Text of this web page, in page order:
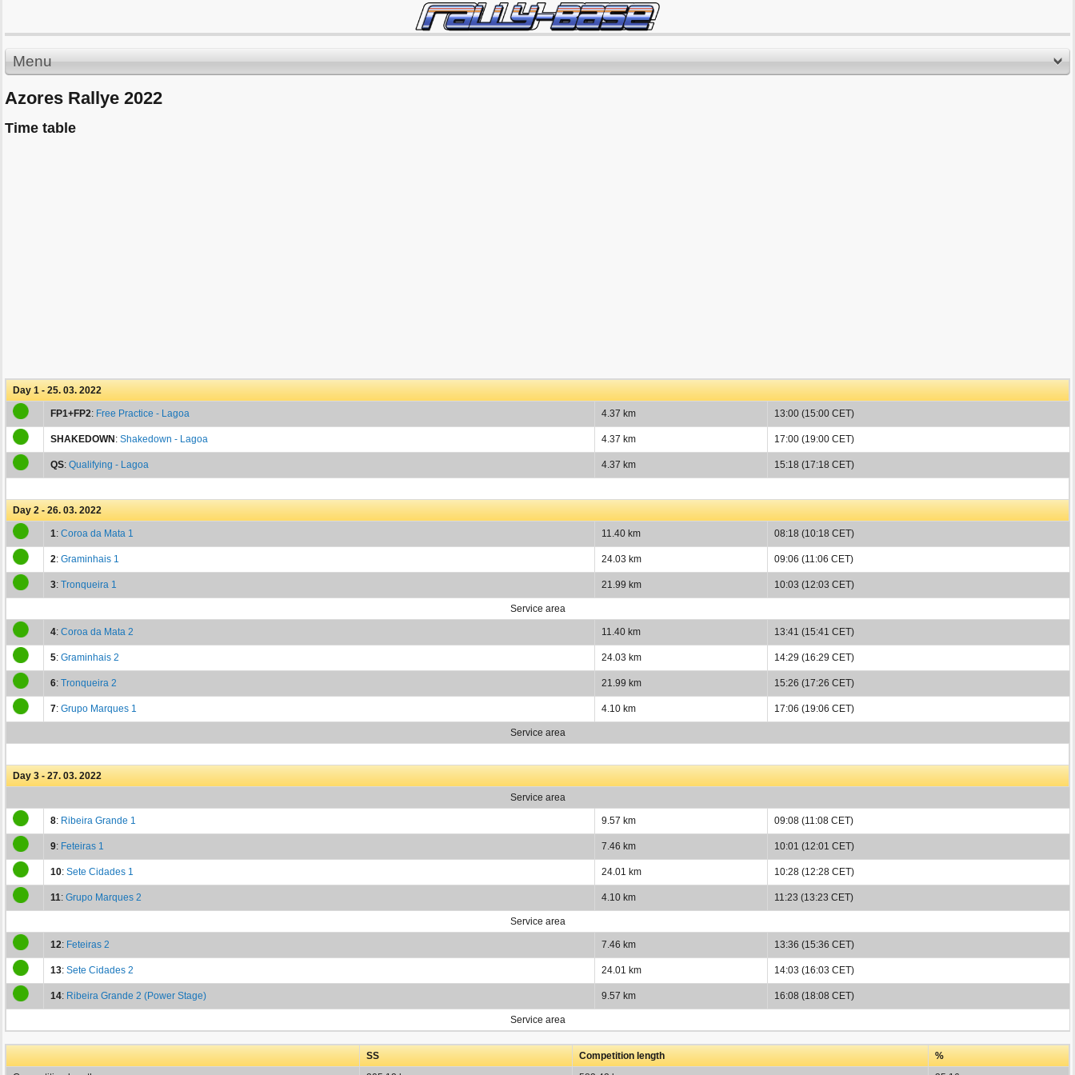
Menu
Azores Rallye 2022
Time table
Day 1 - 25. 03. 2022
FP1+FP2: Free Practice - Lagoa 4.37 km 13:00 (15:00 CET)
SHAKEDOWN : Shakedown - Lagoa 4.37 km 17:00 (19:00 CET)
QS: Qualifying - Lagoa 4.37 km 15:18 (17:18 CET)
Day 2 - 26. 03. 2022
1: Coroa da Mata 1 11.40 km 08:18 (10:18 CET)
2: Graminhais 1 24.03 km 09:06 (11:06 CET)
3: Tronqueira 1 21.99 km 10:03 (12:03 CET)
Service area
4: Coroa da Mata 2 11.40 km 13:41 (15:41 CET)
5: Graminhais 2 24.03 km 14:29 (16:29 CET)
6: Tronqueira 2 21.99 km 15:26 (17:26 CET)
7: Grupo Marques 1 4.10 km 17:06 (19:06 CET)
Service area
Day 3 - 27. 03. 2022
Service area
8: Ribeira Grande 1 9.57 km 09:08 (11:08 CET)
9: Feteiras 1 7.46 km 10:01 (12:01 CET)
10: Sete Cidades 1 24.01 km 10:28 (12:28 CET)
11: Grupo Marques 2 4.10 km 11:23 (13:23 CET)
Service area
12: Feteiras 2 7.46 km 13:36 (15:36 CET)
13: Sete Cidades 2 24.01 km 14:03 (16:03 CET)
14: Ribeira Grande 2 (Power Stage) 9.57 km 16:08 (18:08 CET)
Service area
SS Competition length
%